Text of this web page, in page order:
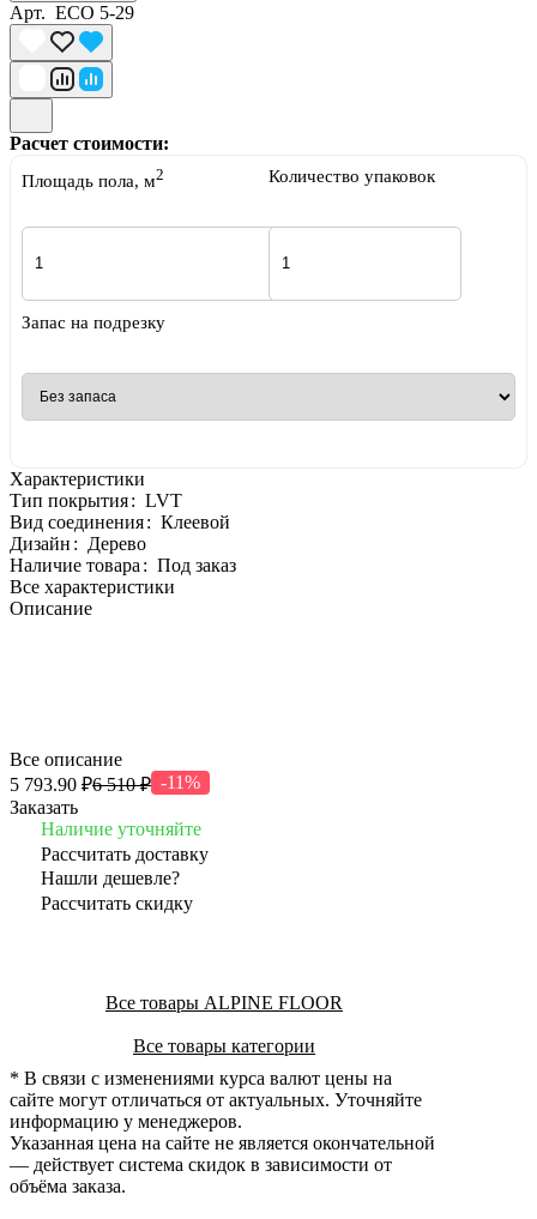
Арт. ЕСО 5-29
Расчет стоимости:
Площадь пола, м2 Количество упаковок
Запас на подрезку
Характеристики
Тип покрытия: LVT
Вид соединения: Клеевой
Дизайн: Дерево
Наличие товара: Под заказ
Все характеристики
Описание
Все описание
5 793.90 ₽6 510 ₽ -11%
Заказать
Наличие уточняйте
Рассчитать доставку
Нашли дешевле?
Рассчитать скидку
Все товары ALPINE FLOOR
Все товары категории
* В связи с изменениями курса валют цены на
сайте могут отличаться от актуальных. Уточняйте
информацию у менеджеров.
Указанная цена на сайте не является окончательной
— действует система скидок в зависимости от
объёма заказа.